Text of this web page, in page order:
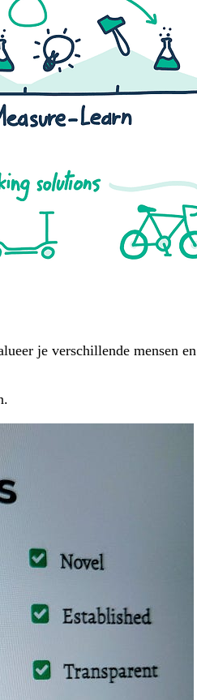
je verschillende mensen